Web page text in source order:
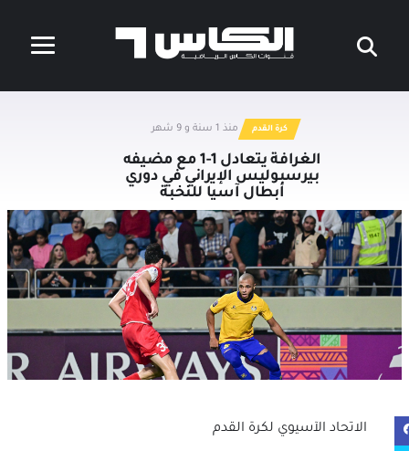
كرة القدم منذ 1 سنة و 9 شهر
الغرافة يتعادل 1-1 مع مضيفه
بيرسبوليس الإيراني في دوري
أبطال آسيا للنخبة
الاتحاد الآسيوي لكرة القدم